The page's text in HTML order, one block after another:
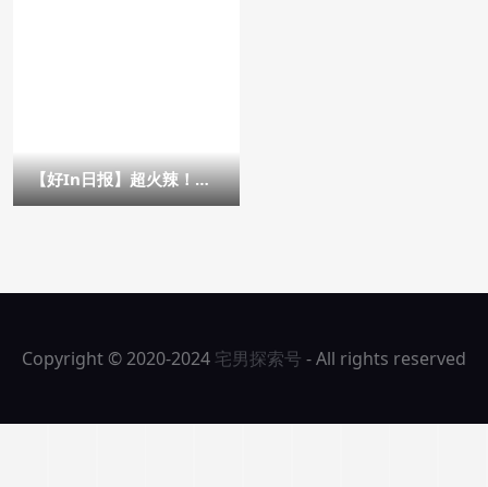
【好In日报】超火辣！巴
西超模「Cindy Mello」
Copyright © 2020-2024 宅男探索号 - All rights reserved